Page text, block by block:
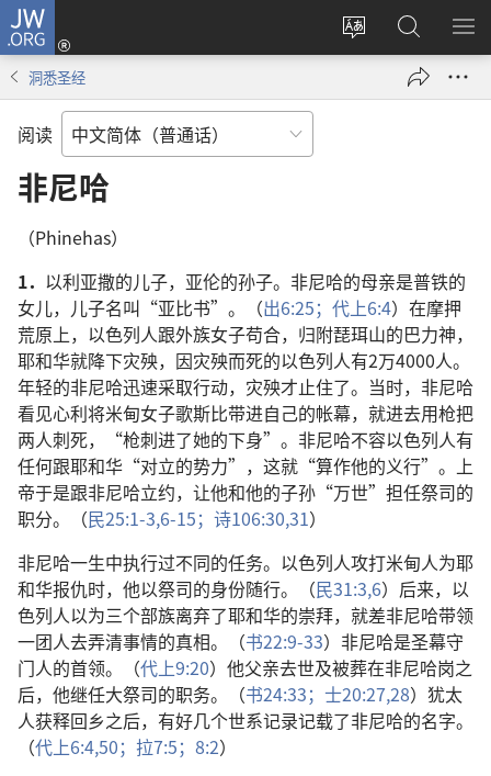
JW.ORG
更
登
录
（打
搜
索
JW.ORG
显
洞悉圣经
阅读
非尼哈
（Phinehas）
1． 以利亚撒的儿子，亚伦的孙子。非尼哈的母亲是普铁的
女儿，儿子名叫“亚比书”。（出6:25； 代上6:4）在摩押
荒原上，以色列人跟外族女子苟合，归附琵珥山的巴力神，
耶和华就降下灾殃，因灾殃而死的以色列人有2万4000人。
年轻的非尼哈迅速采取行动，灾殃才止住了。当时，非尼哈
看见心利将米甸女子歌斯比带进自己的帐幕，就进去用枪把
两人刺死，“枪刺进了她的下身”。非尼哈不容以色列人有
任何跟耶和华“对立的势力”，这就“算作他的义行”。上
帝于是跟非尼哈立约，让他和他的子孙“万世”担任祭司的
职分。（民25:1-3,6-15； 诗106:30,31）
非尼哈一生中执行过不同的任务。以色列人攻打米甸人为耶
和华报仇时，他以祭司的身份随行。（民31:3,6）后来，以
色列人以为三个部族离弃了耶和华的崇拜，就差非尼哈带领
一团人去弄清事情的真相。（书22:9-33）非尼哈是圣幕守
门人的首领。（代上9:20）他父亲去世及被葬在非尼哈岗之
后，他继任大祭司的职务。（书24:33； 士20:27,28）犹太
人获释回乡之后，有好几个世系记录记载了非尼哈的名字。
（代上6:4,50； 拉7:5； 8:2）